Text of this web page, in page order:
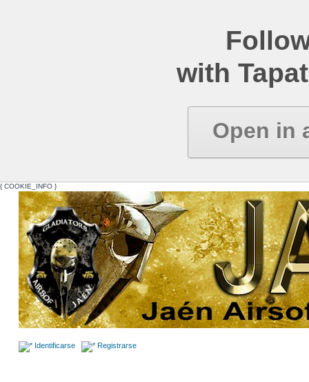
with
Open in
{ COOKIE_INFO }
Identificarse Registrarse